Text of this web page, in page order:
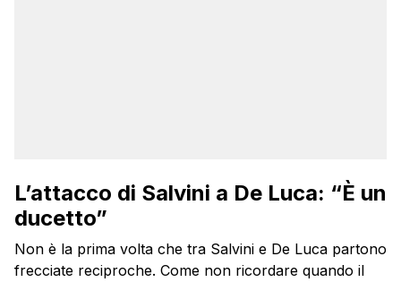
L’attacco di Salvini a De Luca: “È un
ducetto”
Non è la prima volta che tra Salvini e De Luca partono
frecciate reciproche. Come non ricordare quando il